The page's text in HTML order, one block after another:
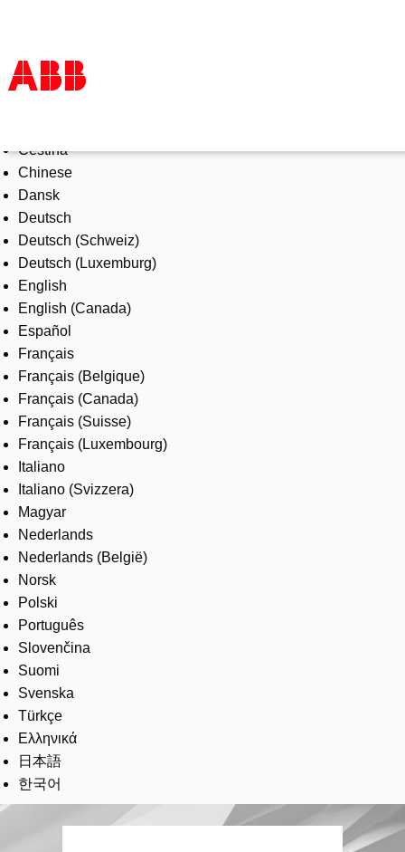
Products & Solutions
Industries
Services
About us
Where to buy
Contact us
Careers
Čeština
Chinese
Dansk
Deutsch
Deutsch (Schweiz)
Deutsch (Luxemburg)
English
English (Canada)
Español
Français
Français (Belgique)
Français (Canada)
Français (Suisse)
Français (Luxembourg)
Italiano
Italiano (Svizzera)
Magyar
Nederlands
Nederlands (België)
Norsk
Polski
Português
Slovenčina
Suomi
Svenska
Türkçe
Ελληνικά
日本語
한국어